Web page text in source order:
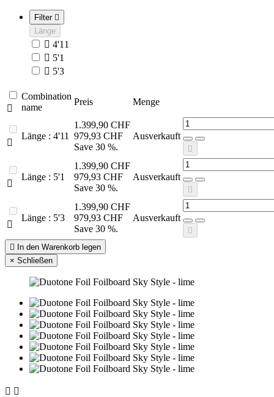
Filter 
Länge
 4'11
 5'1
 5'3

Combination
name
Preis Menge

Länge : 4'11
1.399,90 CHF
979,93 CHF
Save 30 %.
Ausverkauft


Länge : 5'1
1.399,90 CHF
979,93 CHF
Save 30 %.
Ausverkauft


Länge : 5'3
1.399,90 CHF
979,93 CHF
Save 30 %.
Ausverkauft


In den Warenkorb legen
× Schließen
 